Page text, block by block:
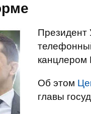
Президент
канцлером
Об этом
главы